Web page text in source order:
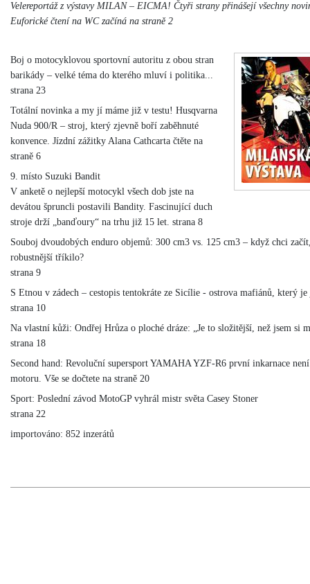
Velereportáž z výstavy MILAN – EICMA! Čtyři strany přinášejí všechny
Euforické čtení na WC začíná na straně 2
Boj o motocyklovou sportovní autoritu z obou stran
barikády – velké téma do kterého mluví i politika...
strana 23
Totální novinka a my jí máme již v testu! Husqvarna
Nuda 900/R – stroj, který zjevně boří zaběhnuté
konvence. Jízdní zážitky Alana Cathcarta čtěte na
straně 6
9. místo Suzuki Bandit
V anketě o nejlepší motocykl všech dob jste na
devátou špruncli postavili Bandity. Fascinující duch
stroje drží „banďoury“ na trhu již 15 let. strana 8
Souboj dvoudobých enduro objemů: 300 cm3 vs. 125 cm3 – když chci
robustnější tříkilo?
strana 9
S Etnou v zádech – cestopis tentokráte ze Sicílie - ostrova mafiánů, který
strana 10
Na vlastní kůži: Ondřej Hrůza o ploché dráze: „Je to složitější, než jsem si
strana 18
Second hand: Revoluční supersport YAMAHA YZF-R6 první inkarnace
motoru. Vše se dočtete na straně 20
Sport: Poslední závod MotoGP vyhrál mistr světa Casey Stoner
strana 22
importováno: 852 inzerátů